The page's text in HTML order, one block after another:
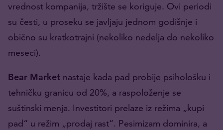
vrednost kompanija, tržište se koriguje. Ovi periodi
su česti, u proseku se javljaju jednom godišnje i
obično su kratkotrajni (nekoliko nedelja do nekoliko
meseci).
Bear Market nastaje kada pad probije psihološku i
tehničku granicu od 20%, a raspoloženje se
suštinski menja. Investitori prelaze iz režima „kupi
pad“ u režim „prodaj rast“. Pesimizam dominira, a